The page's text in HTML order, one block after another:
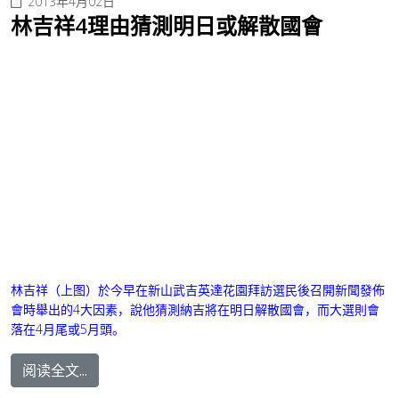
林吉祥4理由猜測明日或解散國會
林吉祥 （上图）於今早在新山武吉英達花園拜訪選民後召開新聞發佈
會時舉出的4大因素，說他猜測納吉將在明日解散國會，而大選則會
落在4月尾或5月頭。
阅读全文...